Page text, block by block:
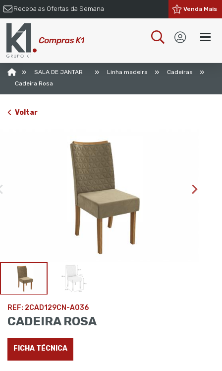
Receba as Ofertas da Semana Venda Mais
» SALA DE JANTAR » Linha madeira » Cadeiras »
Cadeira Rosa
Voltar
REF: 2CAD129CN-A036
CADEIRA ROSA
FICHA TÉCNICA